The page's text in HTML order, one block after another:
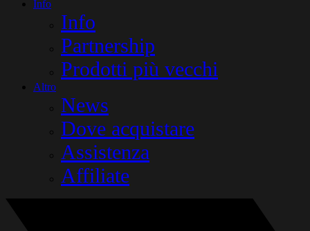
Info
Info
Partnership
Prodotti più vecchi
Altro
News
Dove acquistare
Assistenza
Affiliate